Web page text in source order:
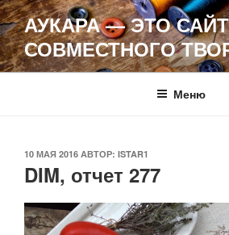
Перейти
к
содержимому
АУКАРА — ЭТО САЙТ
СОВМЕСТНОГО
Меню
ОПУБЛИКОВАНО
10 МАЯ 2016 АВТОР: ISTAR1
DIM, отчет 277